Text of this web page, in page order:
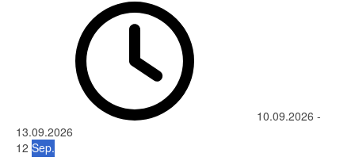
10.09.2026 -
13.09.2026
12 Sep.